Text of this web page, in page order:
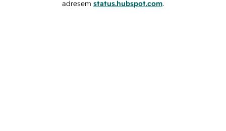
adresem status.hubspot.com.